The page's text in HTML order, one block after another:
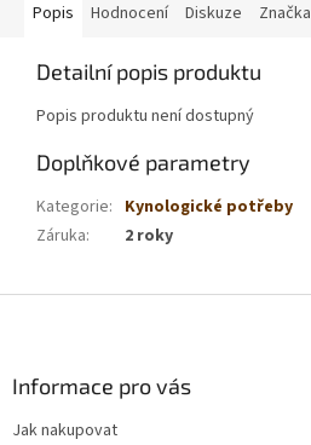
Popis Hodnocení Diskuze Značka
Detailní popis produktu
Popis produktu není dostupný
Doplňkové parametry
Kategorie: Kynologické potřeby
Záruka: 2 roky
Informace pro vás
Jak nakupovat